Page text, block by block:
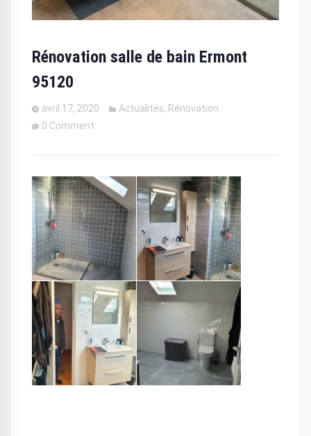
Rénovation salle de bain Ermont
95120
avril 17, 2020 Actualités, Rénovation
0 Comment